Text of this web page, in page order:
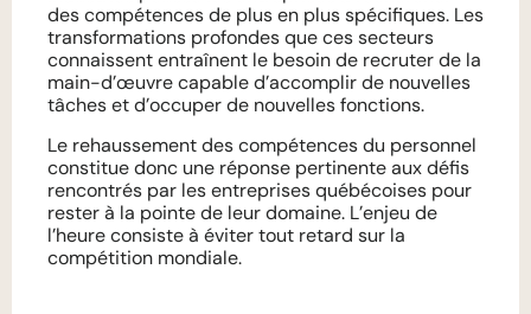
des compétences de plus en plus spécifiques. Les
transformations profondes que ces secteurs
connaissent entraînent le besoin de recruter de la
main-d’œuvre capable d’accomplir de nouvelles
tâches et d’occuper de nouvelles fonctions.
Le rehaussement des compétences du personnel
constitue donc une réponse pertinente aux défis
rencontrés par les entreprises québécoises pour
rester à la pointe de leur domaine. L’enjeu de
l’heure consiste à éviter tout retard sur la
compétition mondiale.